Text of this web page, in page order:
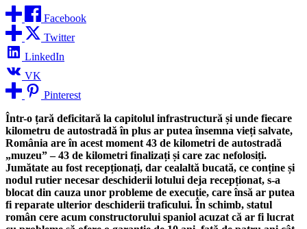
Facebook
Twitter
LinkedIn
VK
Pinterest
Într-o țară deficitară la capitolul infrastructură și unde fiecare
kilometru de autostradă în plus ar putea însemna vieți salvate,
România are în acest moment 43 de kilometri de autostradă
„muzeu” – 43 de kilometri finalizați și care zac nefolosiți.
Jumătate au fost recepționați, dar cealaltă bucată, ce conține și
nodul rutier necesar deschiderii lotului deja recepționat, s-a
blocat din cauza unor probleme de execuție, care însă ar putea
fi reparate ulterior deschiderii traficului. În schimb, statul
român cere acum constructorului spaniol acuzat că ar fi lucrat